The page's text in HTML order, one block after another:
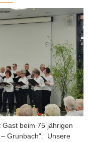
beim 75 jährigen
Grunbach“. Unsere